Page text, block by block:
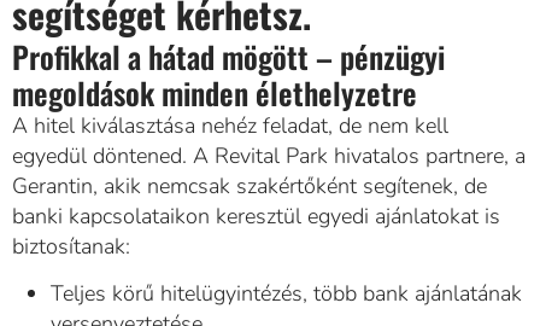
segítséget kérhetsz.
Profikkal a hátad mögött – pénzügyi
megoldások minden élethelyzetre
A hitel kiválasztása nehéz feladat, de nem kell
egyedül döntened. A Revital Park hivatalos partnere, a
Gerantin, akik nemcsak szakértőként segítenek, de
banki kapcsolataikon keresztül egyedi ajánlatokat is
biztosítanak:
Teljes körű hitelügyintézés, több bank ajánlatának